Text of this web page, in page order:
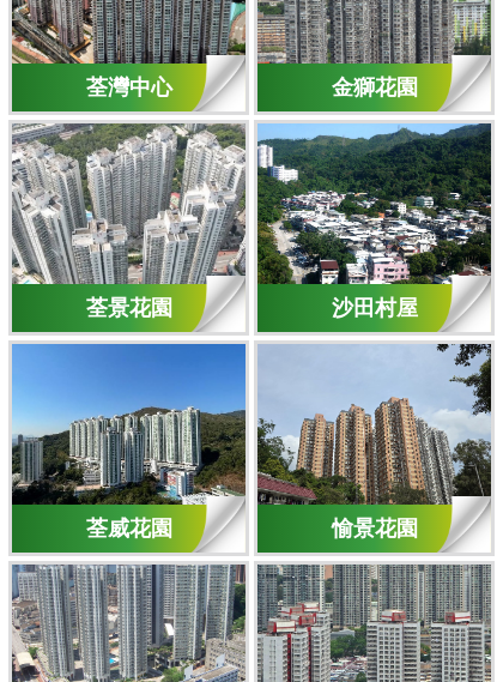
荃灣中心
荃景花園
荃威花園
金獅花園
沙田村屋
愉景花園